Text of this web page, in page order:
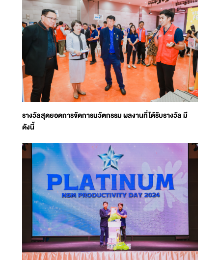
รางวัลสุดยอดการจัดการนวัตกรรม ผลงานที่ได้รับรางวัล มี
ดังนี้